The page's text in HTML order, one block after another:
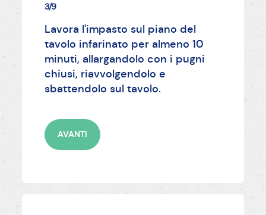
3/9
Lavora l'impasto sul piano del
tavolo infarinato per almeno 10
minuti, allargandolo con i pugni
chiusi, riavvolgendolo e
sbattendolo sul tavolo.
AVANTI